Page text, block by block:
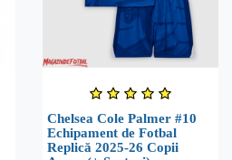
Chelsea Cole Palmer #10
Echipament de Fotbal
Replică 2025-26 Copii